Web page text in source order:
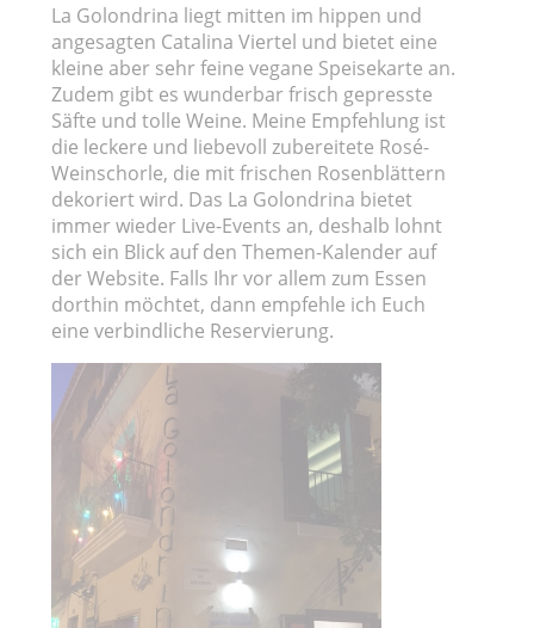
La Golondrina liegt mitten im hippen und
angesagten Catalina Viertel und bietet eine
kleine aber sehr feine vegane Speisekarte an.
Zudem gibt es wunderbar frisch gepresste
Säfte und tolle Weine. Meine Empfehlung ist
die leckere und liebevoll zubereitete Rosé-
Weinschorle, die mit frischen Rosenblättern
dekoriert wird. Das La Golondrina bietet
immer wieder Live-Events an, deshalb lohnt
sich ein Blick auf den Themen-Kalender auf
der Website. Falls Ihr vor allem zum Essen
dorthin möchtet, dann empfehle ich Euch
eine verbindliche Reservierung.